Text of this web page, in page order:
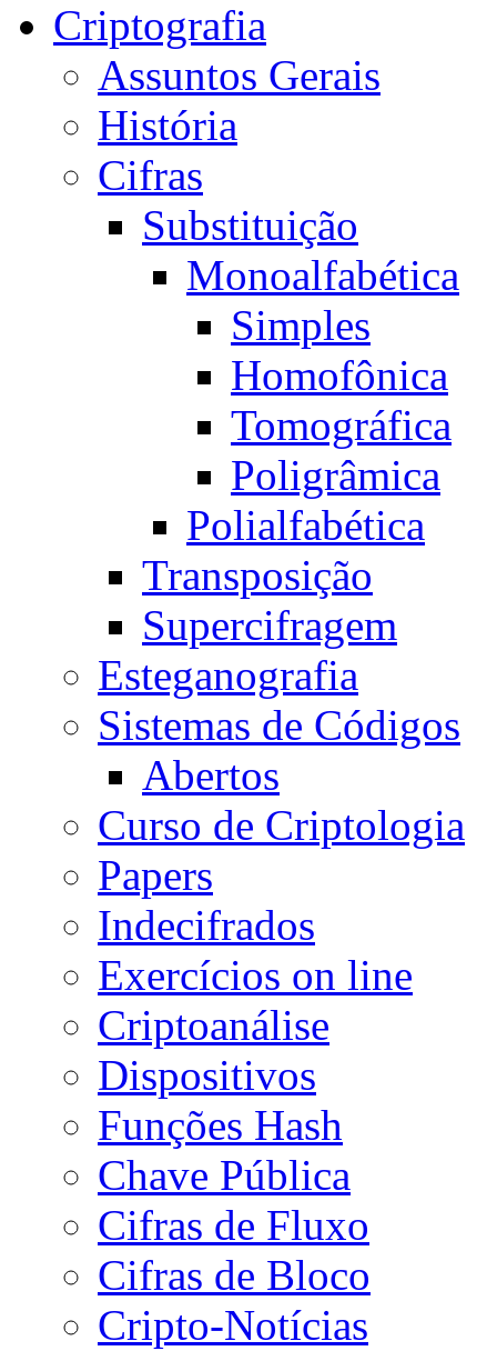
Criptografia
Assuntos Gerais
História
Cifras
Substituição
Monoalfabética
Simples
Homofônica
Tomográfica
Poligrâmica
Polialfabética
Transposição
Supercifragem
Esteganografia
Sistemas de Códigos
Abertos
Curso de Criptologia
Papers
Indecifrados
Exercícios on line
Criptoanálise
Dispositivos
Funções Hash
Chave Pública
Cifras de Fluxo
Cifras de Bloco
Cripto-Notícias